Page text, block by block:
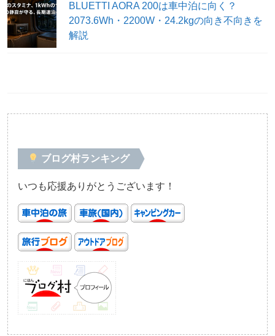
BLUETTI AORA 200は車中泊に向く？
2073.6Wh・2200W・24.2kgの向き不向きを
解説
ブログ村ランキング
いつも応援ありがとうございます！